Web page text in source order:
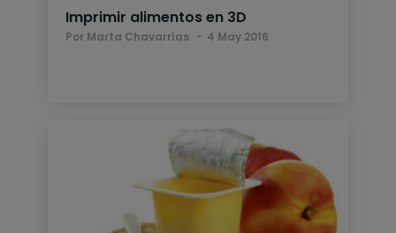
Imprimir alimentos en 3D
Por Marta Chavarrías 4 May 2016